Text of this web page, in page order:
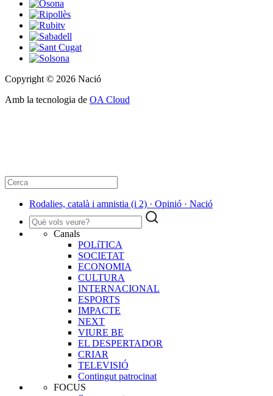
Copyright © 2026 Nació
Amb la tecnologia de OA Cloud
Rodalies, català i amnistia (i 2) · Opinió · Nació
Canals
POLíTICA
SOCIETAT
ECONOMIA
CULTURA
INTERNACIONAL
ESPORTS
IMPACTE
NEXT
VIURE BE
EL DESPERTADOR
CRIAR
TELEVISIÓ
Contingut patrocinat
FOCUS